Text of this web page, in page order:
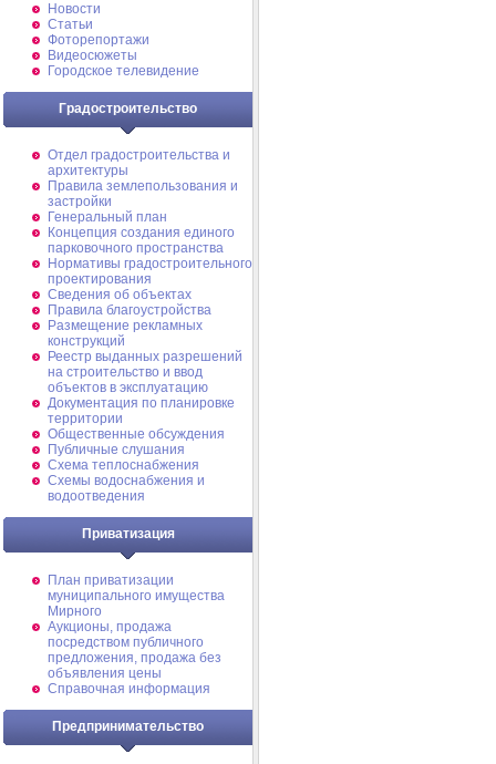
Новости
Статьи
Фоторепортажи
Видеосюжеты
Городское телевидение
Градостроительство
Отдел градостроительства и
архитектуры
Правила землепользования и
застройки
Генеральный план
Концепция создания единого
парковочного пространства
Нормативы градостроительного
проектирования
Сведения об объектах
Правила благоустройства
Размещение рекламных
конструкций
Реестр выданных разрешений
на строительство и ввод
объектов в эксплуатацию
Документация по планировке
территории
Общественные обсуждения
Публичные слушания
Схема теплоснабжения
Схемы водоснабжения и
водоотведения
Приватизация
План приватизации
муниципального имущества
Мирного
Аукционы, продажа
посредством публичного
предложения, продажа без
объявления цены
Справочная информация
Предпринимательство